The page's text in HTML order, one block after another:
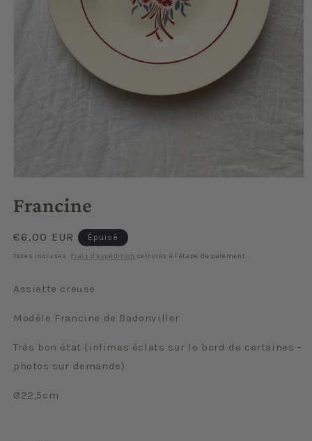
média
1
une
fenêtre
modale
Francine
Prix
habituel
€6,00 EUR Épuisé
Taxes incluses. Frais d'expédition calculés à l'étape de paiement.
Assiette creuse
Modèle Francine de Badonviller
Très bon état (infimes éclats sur le bord de certaines -
photos sur demande)
Ø22,5cm